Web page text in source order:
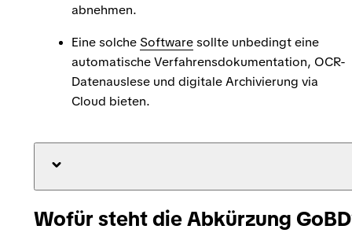
abnehmen.
Eine solche Softwaresollte unbedingt eine
automatische Verfahrensdokumentation, OCR-
Datenauslese und digitale Archivierung via
Cloud bieten.
Wofür steht die Abkürzung